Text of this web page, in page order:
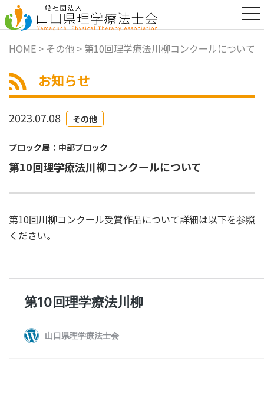
HOME > その他 > 第10回理学療法川柳コンクールについて
お知らせ
2023.07.08 その他
ブロック局：中部ブロック
第10回理学療法川柳コンクールについて
第10回川柳コンクール受賞作品について詳細は以下を参照
ください。
t
o
g
g
l
v